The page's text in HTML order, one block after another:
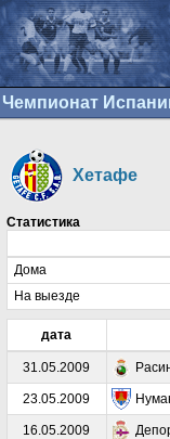
Чемпионат
Хетафе
Статистика
Дома
На выезде
дата
31.05.2009
23.05.2009
16.05.2009